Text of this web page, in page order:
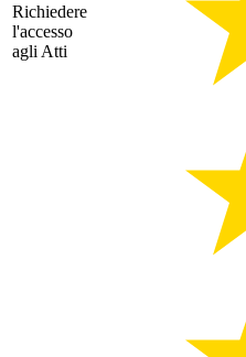
Richiedere
l'accesso
agli Atti